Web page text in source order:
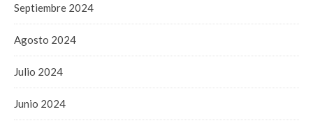
Septiembre 2024
Agosto 2024
Julio 2024
Junio 2024